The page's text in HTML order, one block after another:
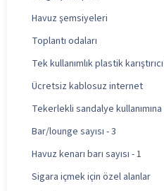
Havuz şemsiyeleri
Toplantı odaları
Tek kullanımlık plastik
Ücretsiz kablosuz internet
Tekerlekli sandalye
Bar/lounge sayısı - 3
Havuz kenarı barı sayısı - 1
Sigara içmek için özel alanlar